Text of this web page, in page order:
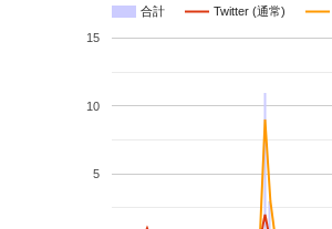
合計 Twitter (通常)
5
10
15